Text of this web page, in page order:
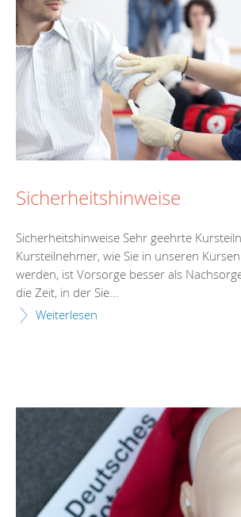
Sicherheitshinweise
Sicherheitshinweise Sehr geehrte
Kursteilnehmer, wie Sie in unseren
werden, ist Vorsorge besser als
die Zeit, in der Sie...
Weiterlesen